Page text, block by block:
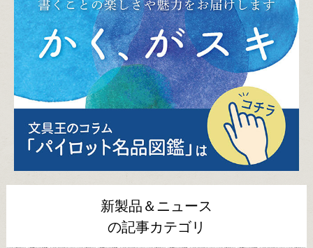
新製品＆ニュース
の記事カテゴリ